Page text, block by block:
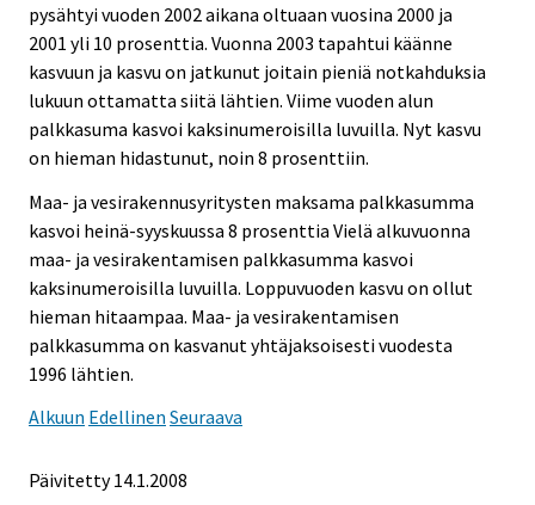
pysähtyi vuoden 2002 aikana oltuaan vuosina 2000 ja
2001 yli 10 prosenttia. Vuonna 2003 tapahtui käänne
kasvuun ja kasvu on jatkunut joitain pieniä notkahduksia
lukuun ottamatta siitä lähtien. Viime vuoden alun
palkkasuma kasvoi kaksinumeroisilla luvuilla. Nyt kasvu
on hieman hidastunut, noin 8 prosenttiin.
Maa- ja vesirakennusyritysten maksama palkkasumma
kasvoi heinä-syyskuussa 8 prosenttia Vielä alkuvuonna
maa- ja vesirakentamisen palkkasumma kasvoi
kaksinumeroisilla luvuilla. Loppuvuoden kasvu on ollut
hieman hitaampaa. Maa- ja vesirakentamisen
palkkasumma on kasvanut yhtäjaksoisesti vuodesta
1996 lähtien.
Alkuun Edellinen Seuraava
Päivitetty14.1.2008